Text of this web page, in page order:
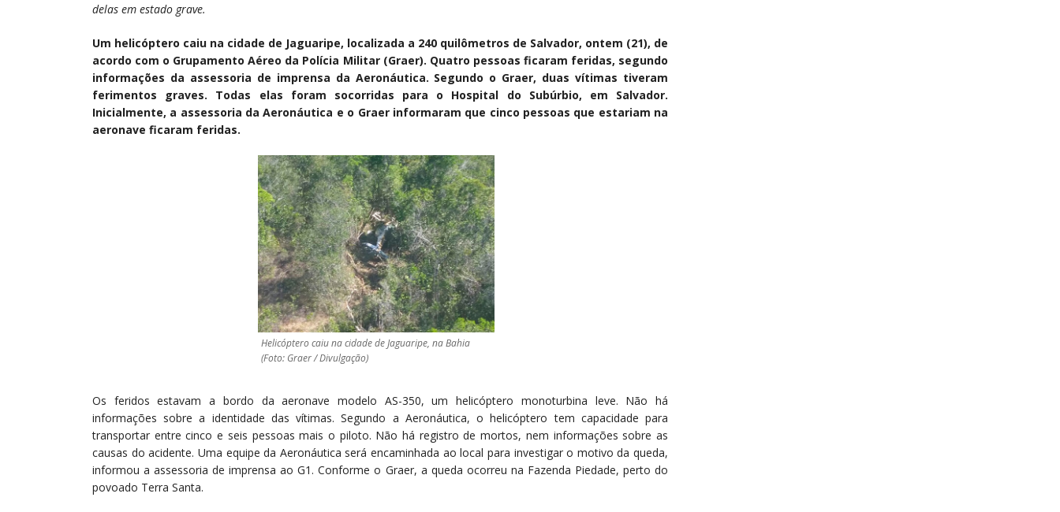
delas em estado grave.
Um helicóptero caiu na cidade de Jaguaripe, localizada a 240 quilômetros de Salvador, ontem (21), de
acordo com o Grupamento Aéreo da Polícia Militar (Graer). Quatro pessoas ficaram feridas, segundo
informações da assessoria de imprensa da Aeronáutica. Segundo o Graer, duas vítimas tiveram
ferimentos graves. Todas elas foram socorridas para o Hospital do Subúrbio, em Salvador.
Inicialmente, a assessoria da Aeronáutica e o Graer informaram que cinco pessoas que estariam na
aeronave ficaram feridas.
Helicóptero caiu na cidade de Jaguaripe, na Bahia
(Foto: Graer / Divulgação)
Os feridos estavam a bordo da aeronave modelo AS-350, um helicóptero monoturbina leve. Não há
informações sobre a identidade das vítimas. Segundo a Aeronáutica, o helicóptero tem capacidade para
transportar entre cinco e seis pessoas mais o piloto. Não há registro de mortos, nem informações sobre as
causas do acidente. Uma equipe da Aeronáutica será encaminhada ao local para investigar o motivo da queda,
informou a assessoria de imprensa ao G1. Conforme o Graer, a queda ocorreu na Fazenda Piedade, perto do
povoado Terra Santa.